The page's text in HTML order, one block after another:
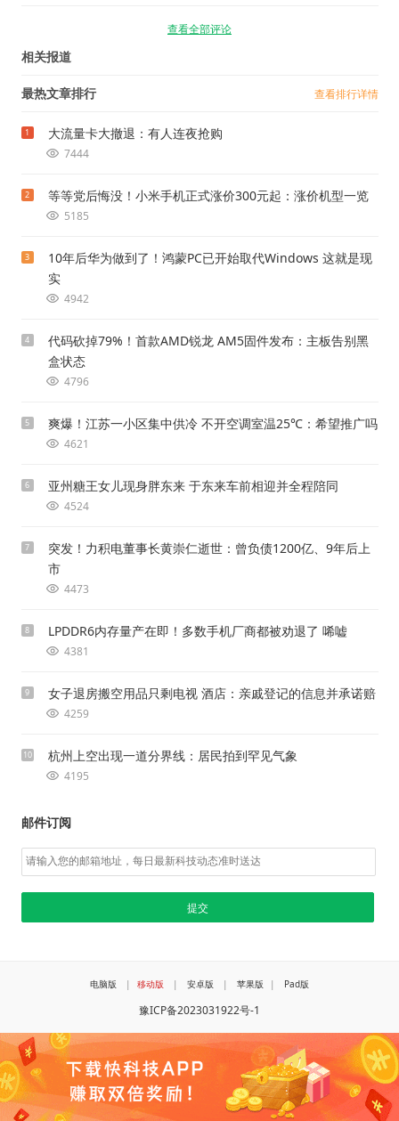
查看全部评论
相关报道
最热文章排行 查看排行详情
1 大流量卡大撤退：有人连夜抢购
7444
2 等等党后悔没！小米手机正式涨价300元起：涨价机型一览
5185
3
10年后华为做到了！鸿蒙PC已开始取代Windows 这就是现
实
4942
4
代码砍掉79%！首款AMD锐龙 AM5固件发布：主板告别黑
盒状态
4796
5 爽爆！江苏一小区集中供冷 不开空调室温25℃：希望推广吗
4621
6 亚州糖王女儿现身胖东来 于东来车前相迎并全程陪同
4524
7
突发！力积电董事长黄崇仁逝世：曾负债1200亿、9年后上
市
4473
8 LPDDR6内存量产在即！多数手机厂商都被劝退了 唏嘘
4381
9 女子退房搬空用品只剩电视 酒店：亲戚登记的信息并承诺赔
4259
10 杭州上空出现一道分界线：居民拍到罕见气象
4195
邮件订阅
电脑版 | 移动版 | 安卓版 | 苹果版 | Pad版
豫ICP备2023031922号-1